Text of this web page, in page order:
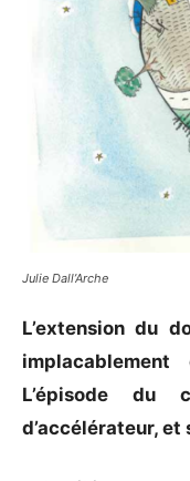
Julie Dall’Arche
L’extension du
L’épisode
d’accélérateur, et